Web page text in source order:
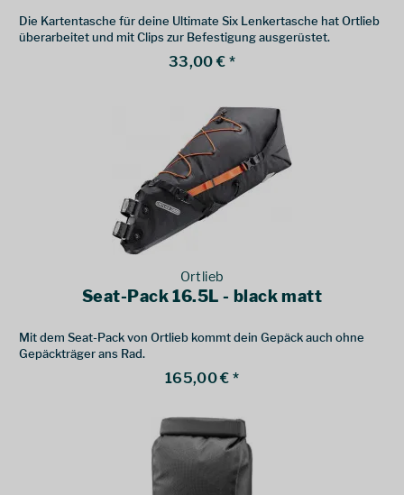
Die Kartentasche für deine Ultimate Six Lenkertasche hat Ortlieb
überarbeitet und mit Clips zur Befestigung ausgerüstet.
33,00 € *
Ortlieb
Seat-Pack 16.5L - black matt
Mit dem Seat-Pack von Ortlieb kommt dein Gepäck auch ohne
Gepäckträger ans Rad.
165,00 € *